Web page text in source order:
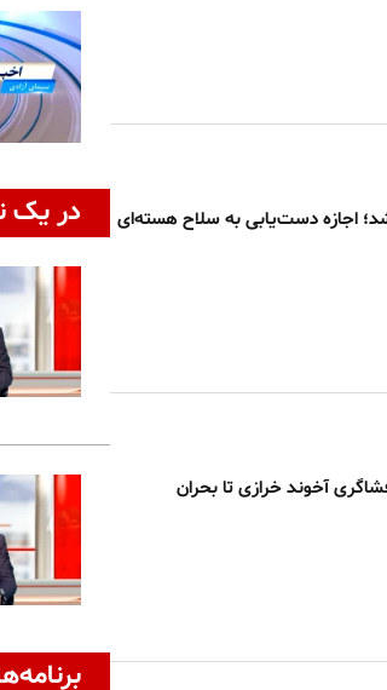
اجازه دست‌یابی به سلاح هسته‌ای
آخوند خرازی تا بحران
در یک